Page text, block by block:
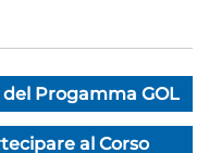
Progamma GOL
al Corso